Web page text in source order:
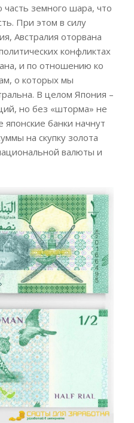
земного шара, что
При этом в силу
Австралия оторвана
конфликтах
и по отношению ко
о которых мы
В целом Япония –
но без «шторма» не
банки начнут
на скупку золота
валюты и